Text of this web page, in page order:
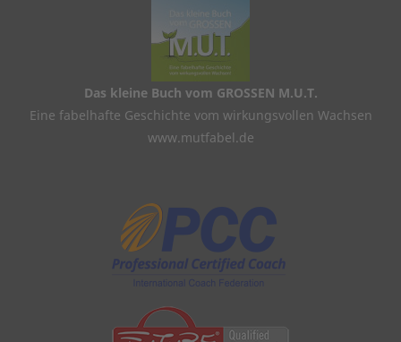
Das kleine Buch vom GROSSEN M.U.T.
Eine fabelhafte Geschichte vom wirkungsvollen Wachsen
www.mutfabel.de